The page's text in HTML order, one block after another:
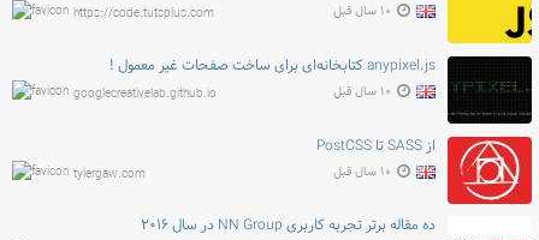
https://code.tutsplus.com ۱۰ سال قبل
anypixel.js کتابخانه‌ای برای ساخت صفحات غیر معمول !
googlecreativelab.github.io ۱۰ سال قبل
از SASS تا PostCSS
tylergaw.com ۱۰ سال قبل
ده مقاله برتر تجربه کاربری NN Group در سال ۲۰۱۶